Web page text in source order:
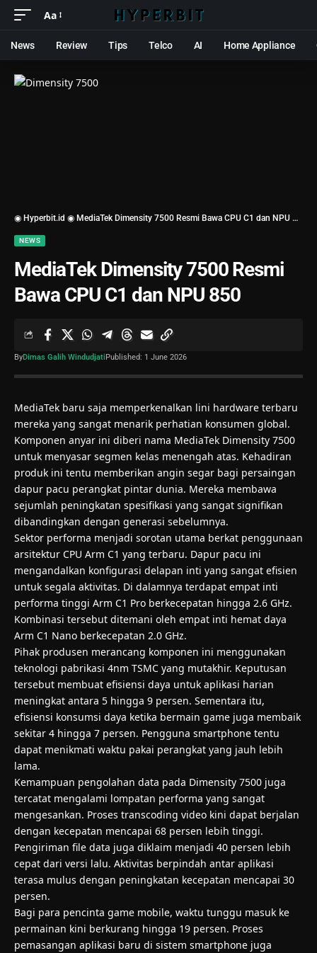
Aa
News Review Tips Telco AI Home Appliance
◉ Hyperbit.id ◉ MediaTek Dimensity 7500 Resmi Bawa CPU C1 dan NPU 850
NEWS
MediaTek Dimensity 7500 Resmi
Bawa CPU C1 dan NPU 850
ByDimas Galih WindudjatiPublished: 1 June 2026
MediaTek baru saja memperkenalkan lini hardware terbaru
mereka yang sangat menarik perhatian konsumen global.
Komponen anyar ini diberi nama MediaTek Dimensity 7500
untuk menyasar segmen kelas menengah atas. Kehadiran
produk ini tentu memberikan angin segar bagi persaingan
dapur pacu perangkat pintar dunia. Mereka membawa
sejumlah peningkatan spesifikasi yang sangat signifikan
dibandingkan dengan generasi sebelumnya.
Sektor performa menjadi sorotan utama berkat penggunaan
arsitektur CPU Arm C1 yang terbaru. Dapur pacu ini
mengandalkan konfigurasi delapan inti yang sangat efisien
untuk segala aktivitas. Di dalamnya terdapat empat inti
performa tinggi Arm C1 Pro berkecepatan hingga 2.6 GHz.
Kombinasi tersebut ditemani oleh empat inti hemat daya
Arm C1 Nano berkecepatan 2.0 GHz.
Pihak produsen merancang komponen ini menggunakan
teknologi pabrikasi 4nm TSMC yang mutakhir. Keputusan
tersebut membuat efisiensi daya untuk aplikasi harian
meningkat antara 5 hingga 9 persen. Sementara itu,
efisiensi konsumsi daya ketika bermain game juga membaik
sekitar 4 hingga 7 persen. Pengguna smartphone tentu
dapat menikmati waktu pakai perangkat yang jauh lebih
lama.
Kemampuan pengolahan data pada Dimensity 7500 juga
tercatat mengalami lompatan performa yang sangat
mengesankan. Proses transcoding video kini dapat berjalan
dengan kecepatan mencapai 68 persen lebih tinggi.
Pengiriman file data juga diklaim menjadi 40 persen lebih
cepat dari versi lalu. Aktivitas berpindah antar aplikasi
terasa mulus dengan peningkatan kecepatan mencapai 30
persen.
Bagi para pencinta game mobile, waktu tunggu masuk ke
permainan kini berkurang hingga 19 persen. Proses
pemasangan aplikasi baru di sistem smartphone juga